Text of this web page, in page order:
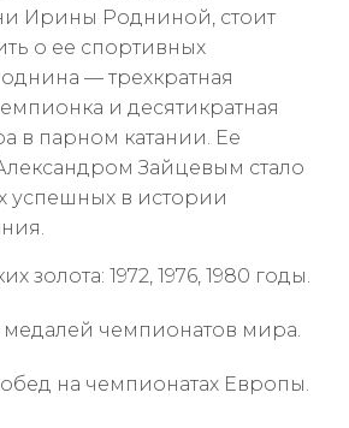
Ирины Родниной, стоит
о ее спортивных
— трехкратная
и десятикратная
в парном катании. Ее
Зайцевым стало
успешных в истории
золота: 1972, 1976, 1980 годы.
медалей чемпионатов мира.
на чемпионатах Европы.